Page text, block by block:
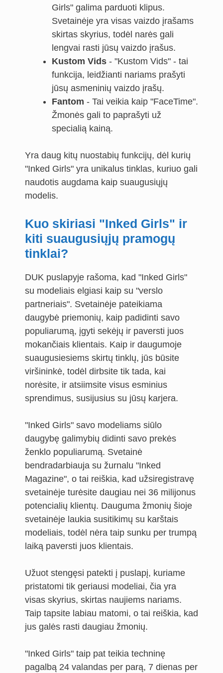
Girls" galima parduoti klipus.
Svetainėje yra visas vaizdo įrašams
skirtas skyrius, todėl narės gali
lengvai rasti jūsų vaizdo įrašus.
Kustom Vids - "Kustom Vids" - tai
funkcija, leidžianti nariams prašyti
jūsų asmeninių vaizdo įrašų.
Fantom - Tai veikia kaip "FaceTime".
Žmonės gali to paprašyti už
specialią kainą.
Yra daug kitų nuostabių funkcijų, dėl kurių
"Inked Girls" yra unikalus tinklas, kuriuo gali
naudotis augdama kaip suaugusiųjų
modelis.
Kuo skiriasi "Inked Girls" ir
kiti suaugusiųjų pramogų
tinklai?
DUK puslapyje rašoma, kad "Inked Girls"
su modeliais elgiasi kaip su "verslo
partneriais". Svetainėje pateikiama
daugybė priemonių, kaip padidinti savo
populiarumą, įgyti sekėjų ir paversti juos
mokančiais klientais. Kaip ir daugumoje
suaugusiesiems skirtų tinklų, jūs būsite
viršininkė, todėl dirbsite tik tada, kai
norėsite, ir atsiimsite visus esminius
sprendimus, susijusius su jūsų karjera.
"Inked Girls" savo modeliams siūlo
daugybę galimybių didinti savo prekės
ženklo populiarumą. Svetainė
bendradarbiauja su žurnalu "Inked
Magazine", o tai reiškia, kad užsiregistravę
svetainėje turėsite daugiau nei 36 milijonus
potencialių klientų. Dauguma žmonių šioje
svetainėje laukia susitikimų su karštais
modeliais, todėl nėra taip sunku per trumpą
laiką paversti juos klientais.
Užuot stengęsi patekti į puslapį, kuriame
pristatomi tik geriausi modeliai, čia yra
visas skyrius, skirtas naujiems nariams.
Taip tapsite labiau matomi, o tai reiškia, kad
jus galės rasti daugiau žmonių.
"Inked Girls" taip pat teikia techninę
pagalbą 24 valandas per parą, 7 dienas per